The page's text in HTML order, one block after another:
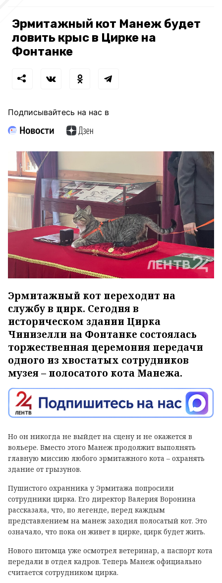
Эрмитажный кот Манеж будет
ловить крыс в Цирке на
Фонтанке
Подписывайтесь на нас в
Эрмитажный кот переходит на
службу в цирк. Сегодня в
историческом здании Цирка
Чинизелли на Фонтанке состоялась
торжественная церемония передачи
одного из хвостатых сотрудников
музея – полосатого кота Манежа.
Но он никогда не выйдет на сцену и не окажется в
вольере. Вместо этого Манеж продолжит выполнять
главную миссию любого эрмитажного кота – охранять
здание от грызунов.
Пушистого охранника у Эрмитажа попросили
сотрудники цирка. Его директор Валерия Воронина
рассказала, что, по легенде, перед каждым
представлением на манеж заходил полосатый кот. Это
означало, что пока он живет в цирке, цирк будет жить.
Нового питомца уже осмотрел ветеринар, а паспорт кота
передали в отдел кадров. Теперь Манеж официально
считается сотрудником цирка.